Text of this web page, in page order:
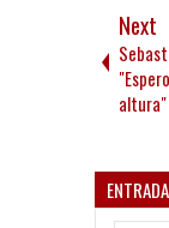
Next
altura"